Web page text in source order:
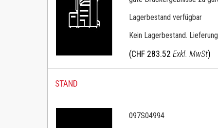
Lagerbestand verfügbar
Kein Lagerbestand.
(CHF 283.52 Exkl. MwSt)
STAND
097S04994